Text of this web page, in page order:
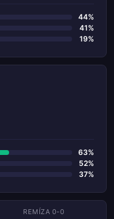
44%
41%
19%
63%
52%
37%
REMÍZA 0-0